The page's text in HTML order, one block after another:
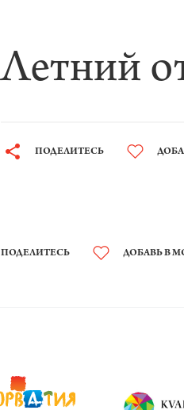
Летний
ПОДЕЛИТЕСЬ
ПОДЕЛИТЕСЬ ДОБАВЬ В